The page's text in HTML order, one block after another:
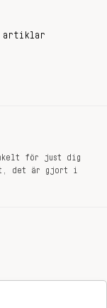
artiklar
för just dig
det är gjort i